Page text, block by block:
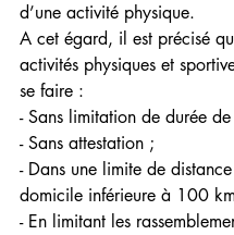
d’une activité physique.
A cet égard, il est précisé
activités physiques et
se faire :
- Sans limitation de durée
- Sans attestation ;
- Dans une limite de
domicile inférieure à 100 km
- En limitant les